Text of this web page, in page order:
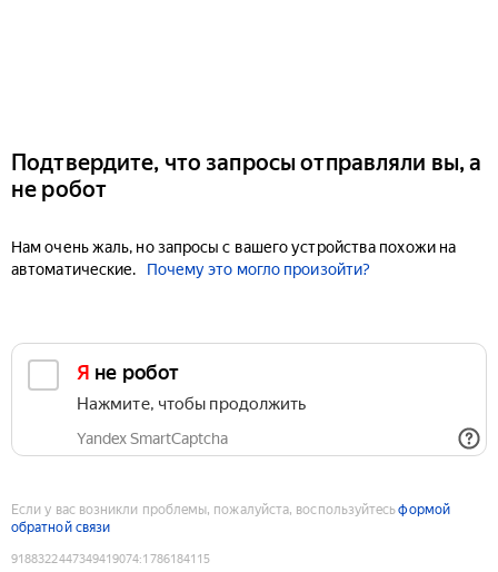
Подтвердите, что запросы отправляли вы, а
не робот
Нам очень жаль, но запросы с вашего устройства похожи на
автоматические.
Почему это могло произойти?
Я не робот
Нажмите, чтобы продолжить
Yandex SmartCaptcha
Если у вас возникли проблемы, пожалуйста, воспользуйтесьформой
обратной связи
9188322447349419074:1786184115